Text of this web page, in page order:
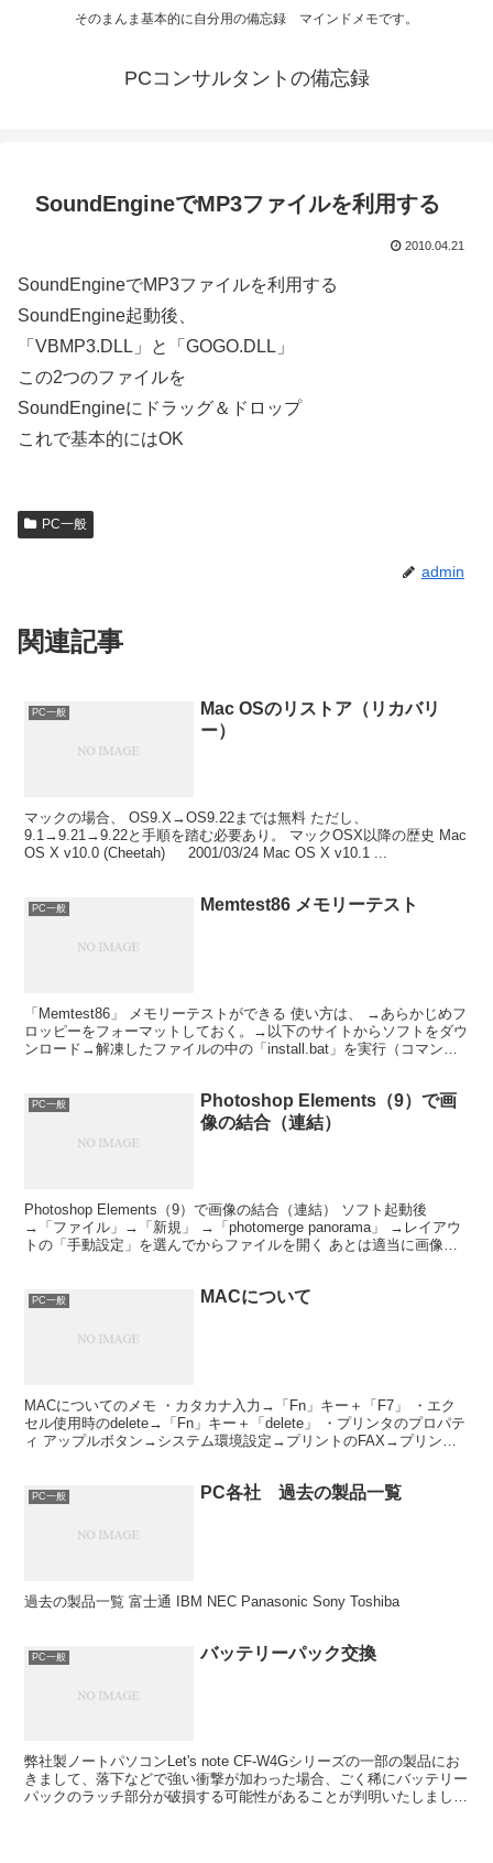
そのまんま基本的に自分用の備忘録 マインドメモです。
PCコンサルタントの備忘録
SoundEngineでMP3ファイルを利用する
2010.04.21
SoundEngineでMP3ファイルを利用する
SoundEngine起動後、
「VBMP3.DLL」と「GOGO.DLL」
この2つのファイルを
SoundEngineにドラッグ＆ドロップ
これで基本的にはOK
PC一般
admin
関連記事
PC一般
Mac OSのリストア（リカバリ
ー）
マックの場合、 OS9.X→OS9.22までは無料 ただし、
9.1→9.21→9.22と手順を踏む必要あり。 マックOSX以降の歴史 Mac
OS X v10.0 (Cheetah) 2001/03/24 Mac OS X v10.1 ...
PC一般 Memtest86 メモリーテスト
「Memtest86」 メモリーテストができる 使い方は、 →あらかじめフ
ロッピーをフォーマットしておく。→以下のサイトからソフトをダウ
ンロード→解凍したファイルの中の「install.bat」を実行（コマンド
PC一般
Photoshop Elements（9）で画
像の結合（連結）
Photoshop Elements（9）で画像の結合（連結） ソフト起動後
→「ファイル」→「新規」 →「photomerge panorama」 →レイアウ
トの「手動設定」を選んでからファイルを開く あとは適当に画像を
PC一般 MACについて
MACについてのメモ ・カタカナ入力→「Fn」キー＋「F7」 ・エク
セル使用時のdelete→「Fn」キー＋「delete」 ・プリンタのプロパテ
ィ アップルボタン→システム環境設定→プリントのFAX→プリント
PC一般 PC各社 過去の製品一覧
過去の製品一覧 富士通 IBM NEC Panasonic Sony Toshiba
PC一般 バッテリーパック交換
弊社製ノートパソコンLet's note CF-W4Gシリーズの一部の製品にお
きまして、落下などで強い衝撃が加わった場合、ごく稀にバッテリー
パックのラッチ部分が破損する可能性があることが判明いたしまし